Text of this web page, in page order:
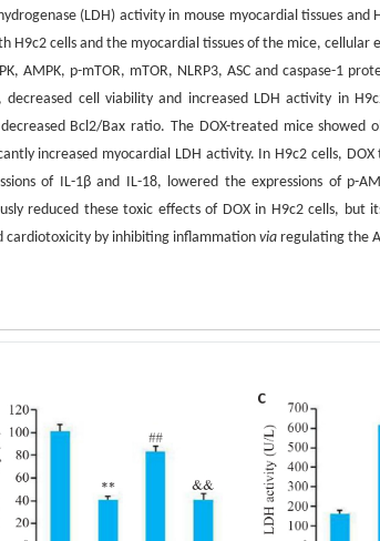
(LDH) activity in mouse myocardial tissues and
cells and the myocardial tissues of the mice, cellular
AMPK, p-mTOR, mTOR, NLRP3, ASC and caspase-1
cell viability and increased LDH activity in
Bcl2/Bax ratio. The DOX-treated mice showed
increased myocardial LDH activity. In H9c2 cells,
of IL-1β and IL-18, lowered the expressions of p-
reduced these toxic effects of DOX in H9c2 cells,
cardiotoxicity by inhibiting inflammation via regulating the